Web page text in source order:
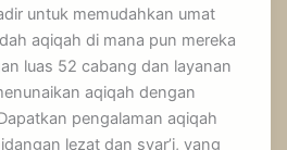
untuk memudahkan umat
aqiqah di mana pun mereka
luas 52 cabang dan layanan
aqiqah dengan
pengalaman aqiqah
lezat dan syar’i, yang